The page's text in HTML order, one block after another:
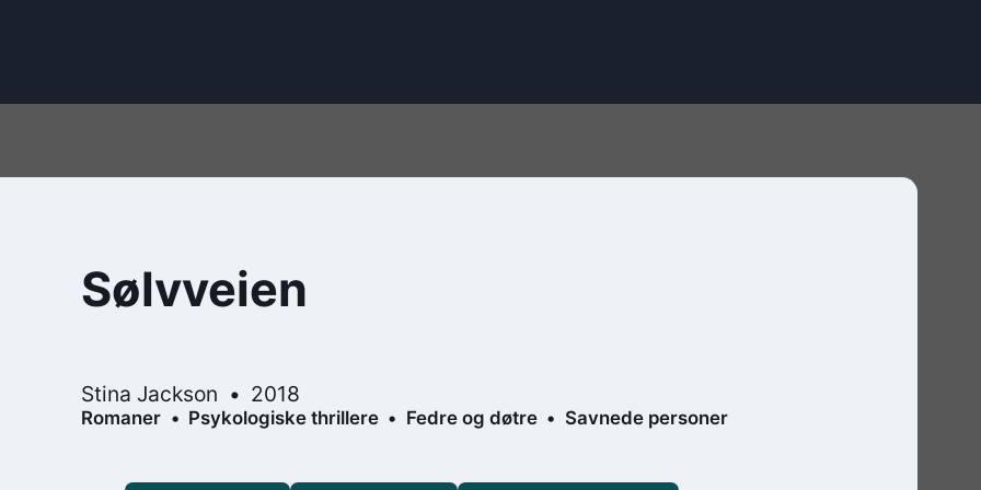
Sølvveien
Stina Jackson 2018
Romaner Psykologiske thrillere Fedre og døtre Savnede personer